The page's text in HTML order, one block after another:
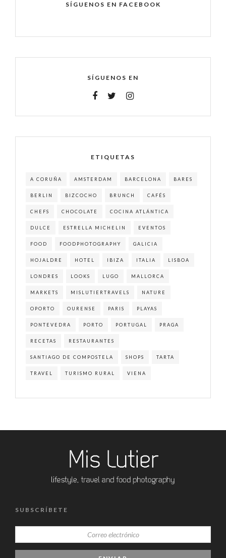
SÍGUENOS EN FACEBOOK
SÍGUENOS EN
ETIQUETAS
A CORUÑA AMSTERDAM BARCELONA BARES
BERLIN BIZCOCHO BRUNCH CAFÉS
CHEFS CHOCOLATE COCINA ATLÁNTICA
DULCE ESTRELLA MICHELIN EVENTOS
FOOD FOODPHOTOGRAPHY GALICIA
HOJALDRE HOTEL IBIZA ITALIA LISBOA
LONDRES LOOKS LUGO MALLORCA
MARKETS MISLUTIERTRAVELS NATURE
OPORTO OURENSE PARIS PLAYAS
PONTEVEDRA PORTO PORTUGAL PRAGA
RECETAS RESTAURANTES
SANTIAGO DE COMPOSTELA SHOPS TARTA
TRAVEL TURISMO RURAL VIENA
SUBSCRÍBETE